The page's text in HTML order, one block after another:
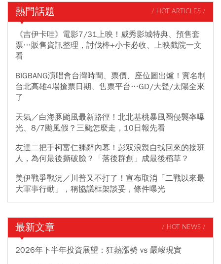
熱門話題 / HOT ARTICLES /
《吉伊卡哇》電影7/31上映！威秀影城特典、預售套
票…販售資訊整理，討伐棒+小卡必收、上映戲院一文
看
BIGBANG演唱會台灣時間、票價、座位圖出爐！實名制
台北高雄4場搶票日期、售票平台…GD/大聲/太陽全來
了
天氣／白海豚颱風最新路徑！北北基桃暴風圈侵襲率曝
光、8/7颱風假？三颱怎麼走，10日報先看
友達二把手柯富仁裸辭內幕！彭双浪親自找回來的接班
人，為何最後撕破臉？「落後群創」成最後稻草？
美伊戰爭戰況／川普又不打了！宣布取消「二戰以來最
大軍事行動」，稱協議框架談妥，條件曝光
最新文章 / HOT NEWS /
2026年下半年投資展望：狂熱漲勢 vs 嚴峻現實